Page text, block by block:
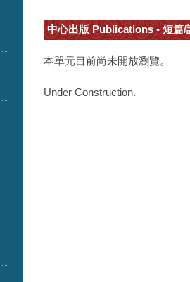
中心出版 Publications - 短篇
本單元目前尚未開放瀏覽。
Under Construction.